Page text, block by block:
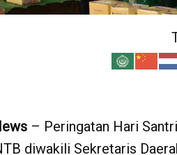
– Peringatan Hari
diwakili Sekretaris